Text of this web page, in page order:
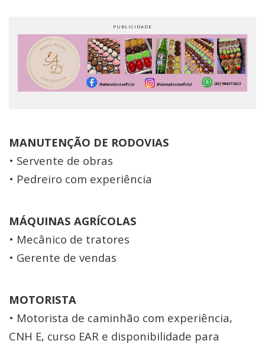
MANUTENÇÃO DE RODOVIAS
• Servente de obras
• Pedreiro com experiência
MÁQUINAS AGRÍCOLAS
• Mecânico de tratores
• Gerente de vendas
MOTORISTA
• Motorista de caminhão com experiência,
CNH E, curso EAR e disponibilidade para